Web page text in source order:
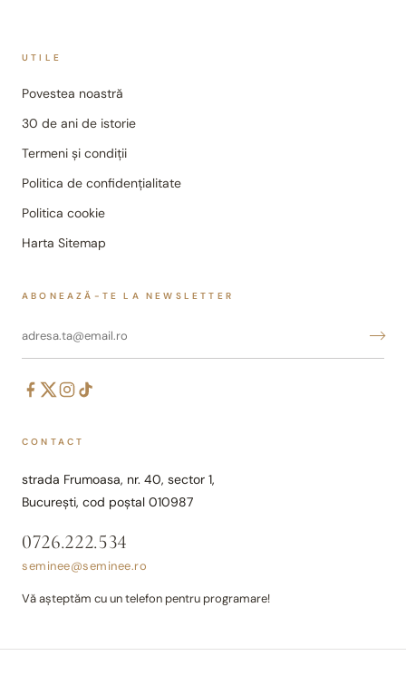
UTILE
Povestea noastră
30 de ani de istorie
Termeni și condiții
Politica de confidențialitate
Politica cookie
Harta Sitemap
ABONEAZĂ-TE LA NEWSLETTER
CONTACT
strada Frumoasa, nr. 40, sector 1,
București, cod poștal 010987
0726.222.534
seminee@seminee.ro
Vă așteptăm cu un telefon pentru programare!